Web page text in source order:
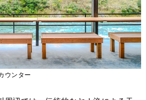
ウンター